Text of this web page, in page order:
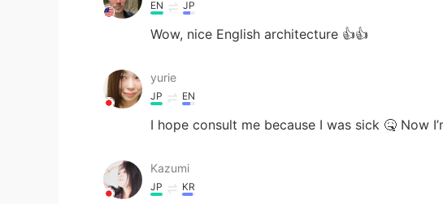
EN JP
Wow, nice English architecture 👍👍
yurie
JP EN
I hope consult me because I was sick 🤒 Now
Kazumi
JP KR